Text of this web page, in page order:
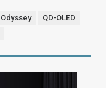
Odyssey
QD-OLED